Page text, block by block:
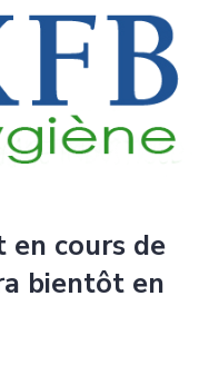
cours de
bientôt en